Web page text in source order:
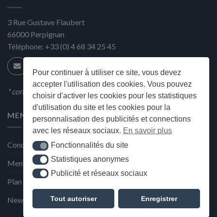
Pour continuer à utiliser ce site, vous devez
accepter l'utilisation des cookies. Vous pouvez
choisir d'activer les cookies pour les statistiques
d'utilisation du site et les cookies pour la
personnalisation des publicités et connections
avec les réseaux sociaux. En savoir plus
Fonctionnalités du site
Fonctionnalités du site
Statistiques anonymes
Statistiques anonymes
Publicité et réseaux sociaux
Publicité et réseaux sociaux
Tout autoriser Enregistrer
3 Rue Gustave Flaubert
66000 Perpignan
Téléphone: +33 (0) 4 68 34 25 45
* condition en magasin
MENU
Conditions générales de ventes
Mentions Légales et Politique de confidentialité
Plan du site
Newsletter de la Maison Deffès